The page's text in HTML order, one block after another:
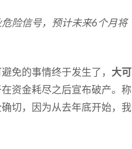
险信号，预计未来6个月将
免的事情终于发生了， 大可
资金耗尽之后宣布破产。称
切，因为从去年底开始，我